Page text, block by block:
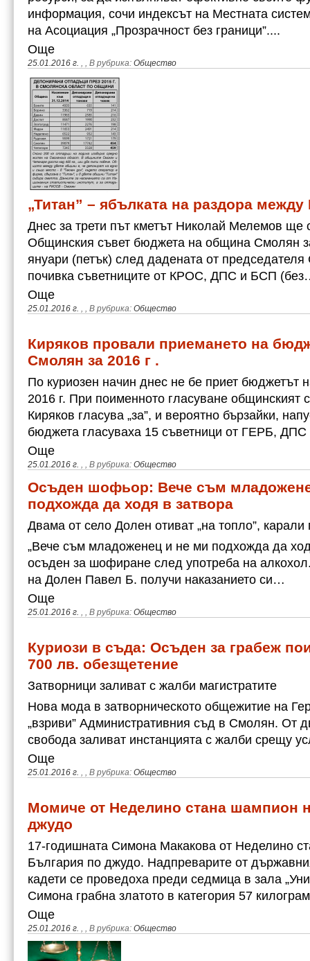
информация, сочи индексът на Местната
на Асоциация „Прозрачност без граници”....
25.01.2016 г. , , В рубрика: Общество
Още
„Титан” – ябълката на раздора
Днес за трети път кметът Николай Мелемов ще
Общинския съвет бюджета на община Смолян
януари (петък) след дадената от
почивка съветниците от КРОС, ДПС и БСП
25.01.2016 г. , , В рубрика: Общество
Още
Киряков провали приемането на
Смолян за 2016 г .
По куриозен начин днес не бе приет бюджетът
2016 г. При поименното гласуване общинският
Киряков гласува „за”, и вероятно бързайки,
бюджета гласуваха 15 съветници от ГЕРБ,
25.01.2016 г. , , В рубрика: Общество
Още
Осъден шофьор: Вече съм
подхожда да ходя в затвора
Двама от село Долен отиват „на топло”, карали
„Вече съм младоженец и не ми подхожда да
осъден за шофиране след употреба на
на Долен Павел Б. получи наказанието си…
25.01.2016 г. , , В рубрика: Общество
Още
Куриози в съда: Осъден за грабеж
700 лв. обезщетение
Затворници заливат с жалби магистратите
Нова мода в затворническото общежитие на
„взриви” Административния съд в Смолян. От
свобода заливат инстанцията с жалби срещу
25.01.2016 г. , , В рубрика: Общество
Още
Момиче от Неделино стана шампион
джудо
17-годишната Симона Макакова от Неделино
България по джудо. Надпреварите от
кадети се проведоха преди седмица в зала
Симона грабна златото в категория 57
25.01.2016 г. , , В рубрика: Общество
Още